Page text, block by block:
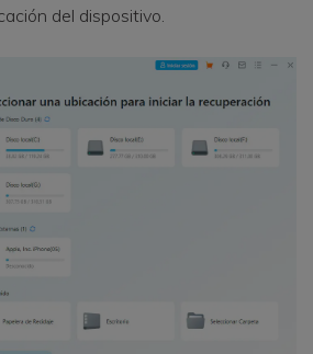
del dispositivo.